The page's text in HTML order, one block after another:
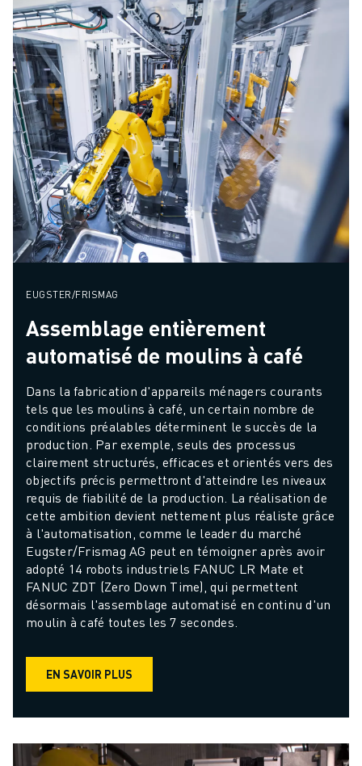
EUGSTER/FRISMAG
Assemblage entièrement
automatisé de moulins à café
Dans la fabrication d'appareils ménagers courants
tels que les moulins à café, un certain nombre de
conditions préalables déterminent le succès de la
production. Par exemple, seuls des processus
clairement structurés, efficaces et orientés vers des
objectifs précis permettront d'atteindre les niveaux
requis de fiabilité de la production. La réalisation de
cette ambition devient nettement plus réaliste grâce
à l'automatisation, comme le leader du marché
Eugster/Frismag AG peut en témoigner après avoir
adopté 14 robots industriels FANUC LR Mate et
FANUC ZDT (Zero Down Time), qui permettent
désormais l'assemblage automatisé en continu d'un
moulin à café toutes les 7 secondes.
EN SAVOIR PLUS